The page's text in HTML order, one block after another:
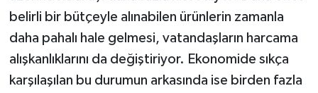
belirli bir bütçeyle alınabilen ürünlerin zamanla
daha pahalı hale gelmesi, vatandaşların harcama
alışkanlıklarını da değiştiriyor. Ekonomide sıkça
karşılaşılan bu durumun arkasında ise birden fazla